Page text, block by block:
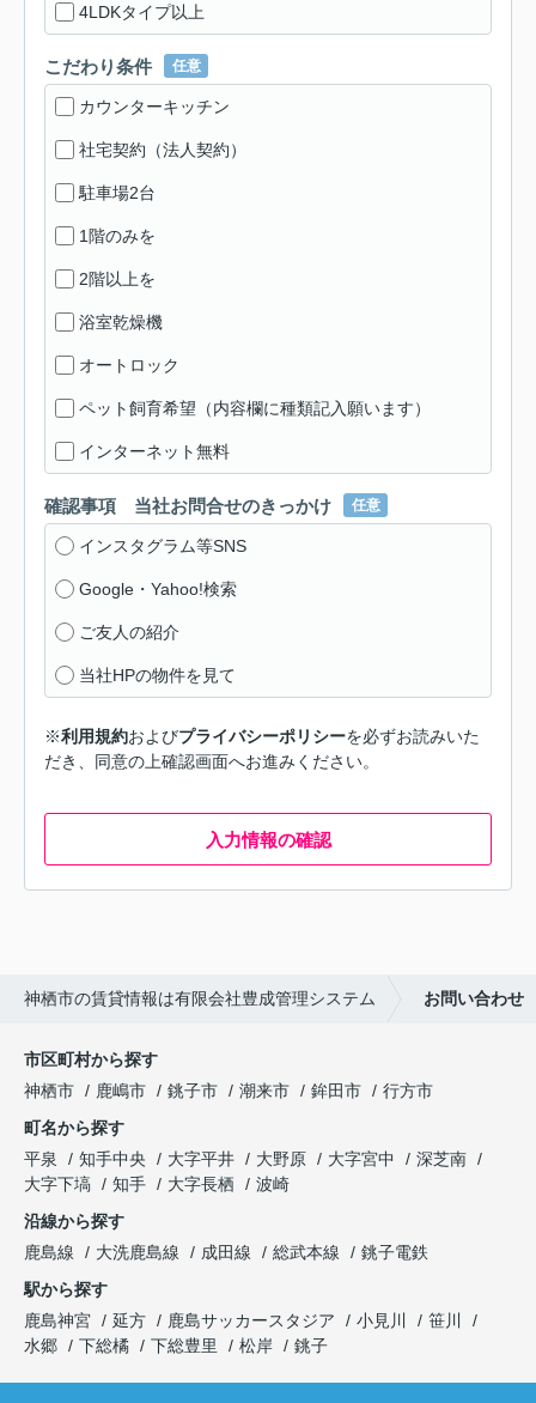
4LDKタイプ以上
こだわり条件 任意
カウンターキッチン
社宅契約（法人契約）
駐車場2台
1階のみを
2階以上を
浴室乾燥機
オートロック
ペット飼育希望（内容欄に種類記入願います）
インターネット無料
確認事項 当社お問合せのきっかけ 任意
インスタグラム等SNS
Google・Yahoo!検索
ご友人の紹介
当社HPの物件を見て
※利用規約およびプライバシーポリシーを必ずお読みいた
だき、同意の上確認画面へお進みください。
入力情報の確認
神栖市の賃貸情報は有限会社豊成管理システム お問い合わせ
市区町村から探す
神栖市
鹿嶋市 銚子市 潮来市 鉾田市
行方市
町名から探す
平泉
知手中央 大字平井 大野原 大字宮中
深芝南
大字下塙
知手 大字長栖
波崎
沿線から探す
鹿島線
大洗鹿島線 成田線 総武本線
銚子電鉄
駅から探す
鹿島神宮
延方 鹿島サッカースタジア 小見川
笹川
水郷
下総橘 下総豊里 松岸 銚子